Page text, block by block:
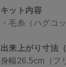
キット内容
・毛糸（ハグコ
出来上がり寸法（
身幅26.5cm（フ